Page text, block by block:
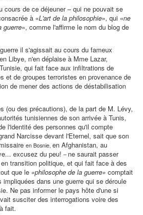
cours de ce déjeuner – qui ne pouvait se
à «L'art de la philosophie», qui «ne
guerre», comme l'affirme le nom du blog de
il s'agissait au cours du fameux
Libye, n'en déplaise à Mme Lazar,
qui fait face aux infiltrations de
et de groupes terroristes en provenance de
de mener des actions de déstabilisation
(ou des précautions), de la part de M. Lévy,
tunisiennes de son arrivée à Tunis,
l'identité des personnes qu'il compte
Narcisse devant l'Eternel, sait que son
en Bosnie, en Afghanistan, au
excusez du peu! – ne saurait passer
transition politique, et qui fait face à des
que le «philosophe de la guerre» comptait
impliquées dans une guerre qui se déroule
Ne pas informer le pays hôte d'une si
susciter des interrogations voire des
fait.